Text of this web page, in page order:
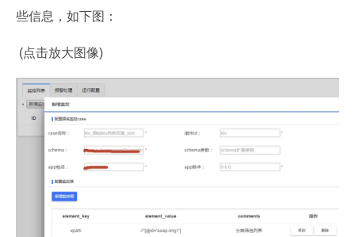
些信息，如下图：
(点击放大图像)